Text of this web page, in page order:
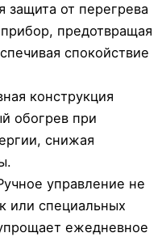
защита от перегрева
предотвращая
спокойствие
конструкция
обогрев при
снижая
управление не
или специальных
ежедневное